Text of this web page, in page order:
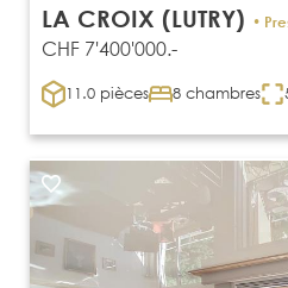
LA CROIX (LUTRY) •
CHF 7'400'000.-
11.0 pièces 8 chambres